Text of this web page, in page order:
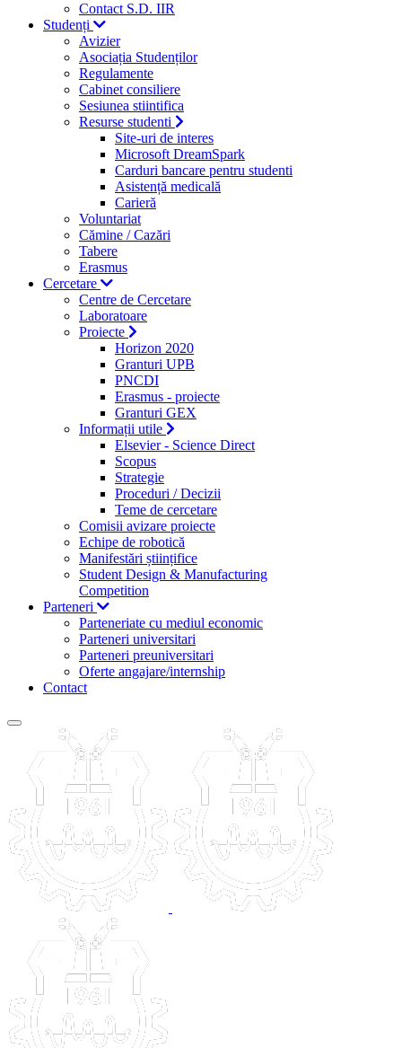
Contact S.D. IIR
Studenți
Avizier
Asociația Studenților
Regulamente
Cabinet consiliere
Sesiunea stiintifica
Resurse studenti
Site-uri de interes
Microsoft DreamSpark
Carduri bancare pentru studenti
Asistență medicală
Carieră
Voluntariat
Cămine / Cazări
Tabere
Erasmus
Cercetare
Centre de Cercetare
Laboratoare
Proiecte
Horizon 2020
Granturi UPB
PNCDI
Erasmus - proiecte
Granturi GEX
Informații utile
Elsevier - Science Direct
Scopus
Strategie
Proceduri / Decizii
Teme de cercetare
Comisii avizare proiecte
Echipe de robotică
Manifestări științifice
Student Design & Manufacturing
Competition
Parteneri
Parteneriate cu mediul economic
Parteneri universitari
Parteneri preuniversitari
Oferte angajare/internship
Contact